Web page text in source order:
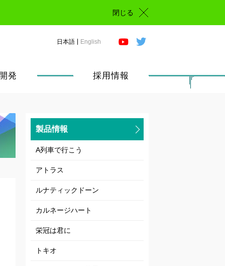
閉じる
日本語 English
発 採用情報
製品情報
A列車で行こう
アトラス
ルナティックドーン
カルネージハート
栄冠は君に
トキオ